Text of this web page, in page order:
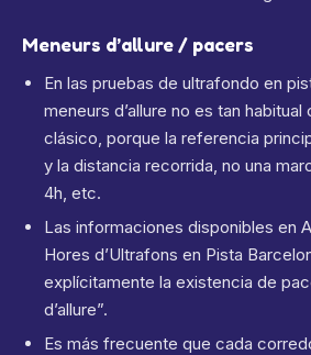
Meneurs d’allure / pacers
En las pruebas de ultrafondo en
meneurs d’allure no es tan
clásico, porque la referencia
y la distancia recorrida, no una
4h, etc.
Las informaciones disponibles en
Hores d’Ultrafons en Pista
explícitamente la existencia de
d’allure”.
Es más frecuente que cada